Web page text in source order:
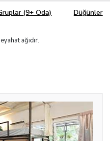
(9+ Oda) Düğünler
ağıdır.